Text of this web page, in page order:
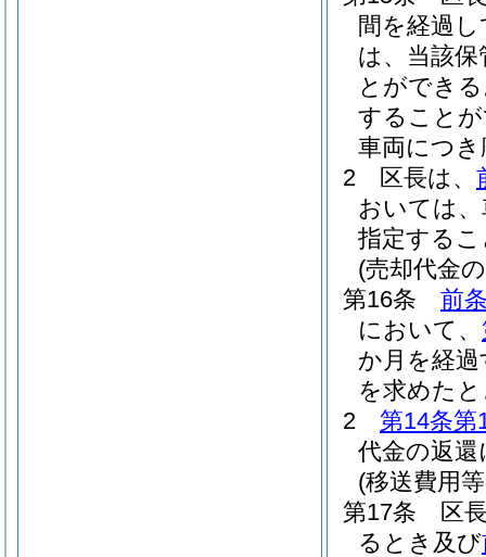
間を経過
は、当該
とができ
すること
車両につ
2
区長は、
おいては
指定する
(売却代金
第16条
前
において、
か月を経
を求めた
2
第14条第
代金の返
(移送費用
第17条
区
るとき及び